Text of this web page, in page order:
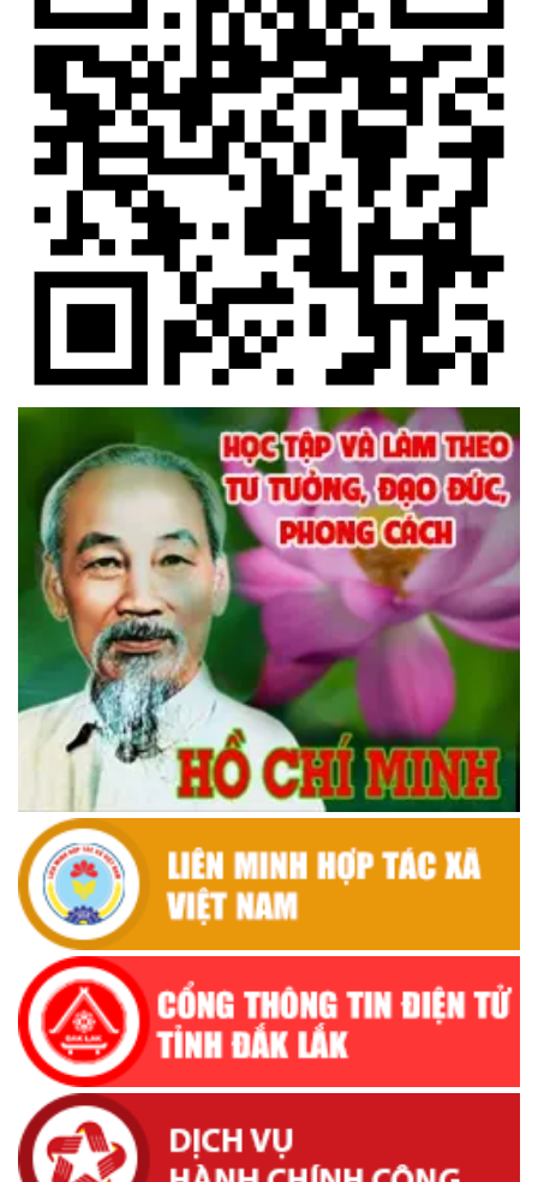
(Video) Liên minh hợp tác xã tỉnh Đắk Lắk kỷ niệm 30 năm
thành lập
(30/10/2023, 08:52)
Xin ý kiến dự thảo 2 Hồ sơ xây dựng Nghị định quy định chi
tiết một số điều và biện pháp thi hành Luật Hợp tác xã số
17/2023/QH15(25/10/2023, 15:08)
Hỗ trợ nhiều HTX tham gia các hoạt động xúc tiến thương mại
(21/08/2023, 15:15)
Hỗ trợ hợp tác xã xây dựng hạ tầng phát triển cà phê chất
(21/08/2023, 15:35)
800 nông dân Đắk Nông được tập huấn sản xuất hồ tiêu bền
(21/08/2023, 15:47)